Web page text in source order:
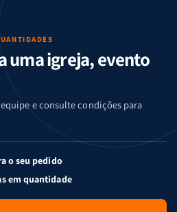
uma igreja, evento
e consulte condições para
o seu pedido
em quantidade